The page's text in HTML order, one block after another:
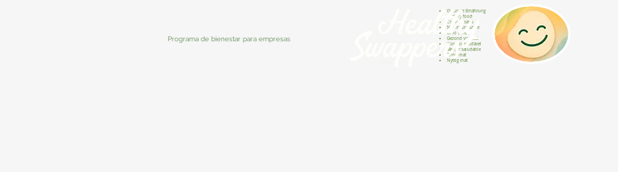
Programa de bienestar para empresas
Gesunde Ernährung
Healthy food
Comida sana
Nourriture saine
Cibo sano
Gezond voedsel
Comida saudável
Menjar saludable
Sunn mat
Nyttig mat